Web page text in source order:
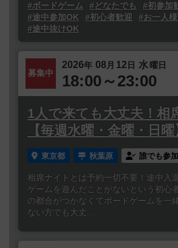
#ボードゲーム
#どなたでも
#初参加
#途中参加OK
#初心者歓迎
#お一人
#途中抜けOK
募集中
2026年 08 月 12日 水曜日
18:00～23:00
1人で来ても大丈夫！相
【毎週水曜・金曜・日曜
東京都 秋葉原 誰でも参加
相席ナイトとは予約一切不要！途中入
ゲームを遊んだことがないという初心
の都合がつかなくてボードゲームを一
ない方でも大丈...